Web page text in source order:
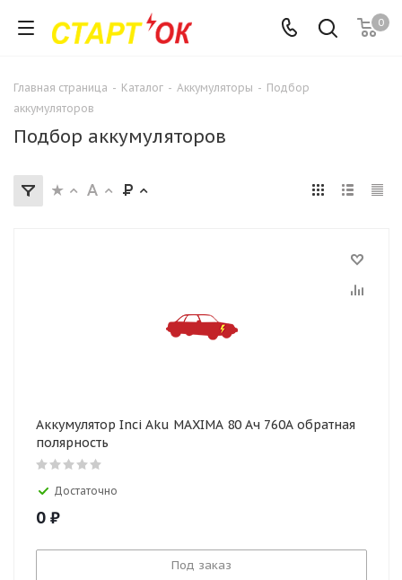
0
Главная страница - Каталог - Аккумуляторы - Подбор
аккумуляторов
Подбор аккумуляторов
Аккумулятор Inci Aku MAXIMA 80 Ач 760А обратная
полярность
Достаточно
0 ₽
Под заказ